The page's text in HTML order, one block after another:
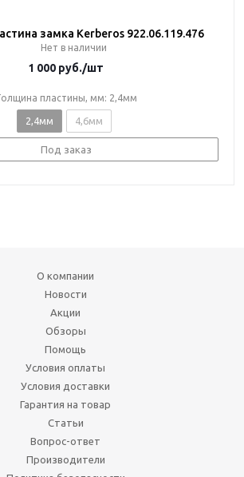
замка Kerberos 922.06.119.476
Нет в наличии
1 000 руб./шт
пластины, мм: 2,4мм
2,4мм 4,6мм
Под заказ
О компании
Новости
Акции
Обзоры
Помощь
Условия оплаты
Условия доставки
Гарантия на товар
Статьи
Вопрос-ответ
Производители